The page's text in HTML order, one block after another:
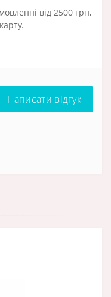
від 2500 грн,
Написати відгук